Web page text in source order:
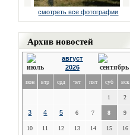
смотреть все фотографии
Архив новостей
август
2026
пон втр срд чет пят суб вск
1 2
3 4 5 6 7 8 9
10 11 12 13 14 15 16